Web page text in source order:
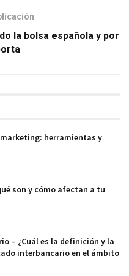
la bolsa española y por
herramientas y
son y cómo afectan a tu
– ¿Cuál es la definición y la
interbancario en el ámbito